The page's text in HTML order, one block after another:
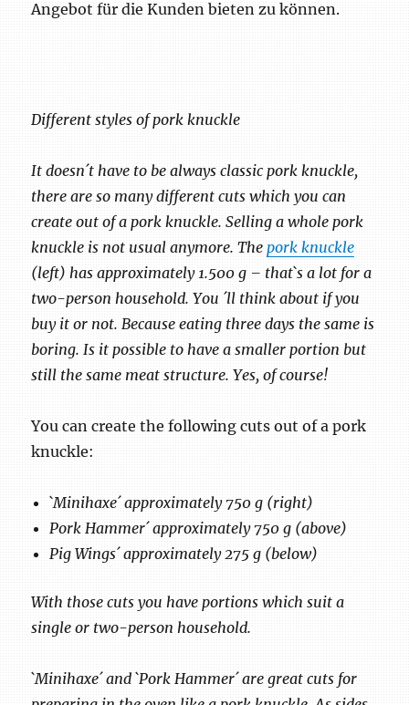
Angebot für die Kunden bieten zu können.
Different styles of pork knuckle
It doesn´t have to be always classic pork knuckle,
there are so many different cuts which you can
create out of a pork knuckle. Selling a whole pork
knuckle is not usual anymore. Thepork knuckle
(left) has approximately 1.500 g – that`s a lot for a
two-person household. You ´ll think about if you
buy it or not. Because eating three days the same is
boring. Is it possible to have a smaller portion but
still the same meat structure. Yes, of course!
You can create the following cuts out of a pork
knuckle:
`Minihaxe´ approximately 750 g (right)
Pork Hammer´ approximately 750 g (above)
Pig Wings´ approximately 275 g (below)
With those cuts you have portions which suit a
single or two-person household.
`Minihaxe´ and `Pork Hammer´ are great cuts for